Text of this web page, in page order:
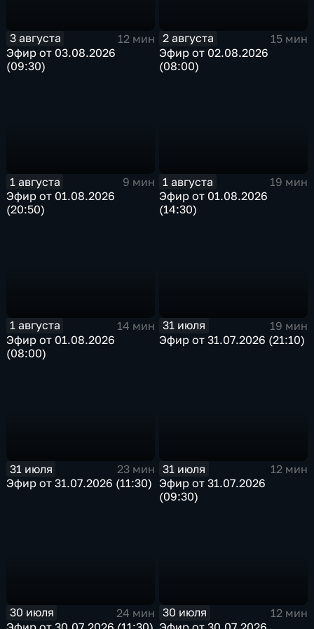
3 августа
12 мин
Эфир от 03.08.2026
(09:30)
2 августа
15 мин
Эфир от 02.08.2026
(08:00)
1 августа
9 мин
Эфир от 01.08.2026
(20:50)
1 августа
19 мин
Эфир от 01.08.2026
(14:30)
1 августа
14 мин
Эфир от 01.08.2026
(08:00)
31 июля
19 мин
Эфир от 31.07.2026 (21:10)
31 июля
23 мин
Эфир от 31.07.2026 (11:30)
31 июля
12 мин
Эфир от 31.07.2026
(09:30)
30 июля
24 мин
30 июля
12 мин